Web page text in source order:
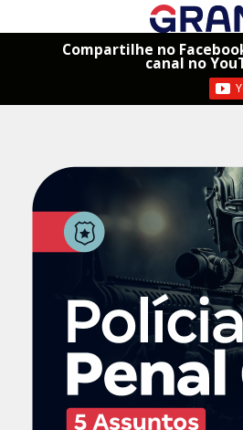
Compartilhe no
canal no